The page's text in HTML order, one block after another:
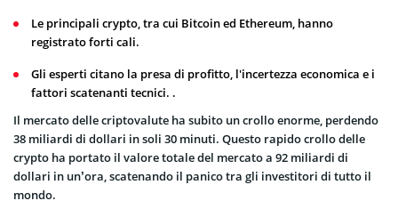
Le principali crypto, tra cui Bitcoin ed Ethereum, hanno
registrato forti cali.
Gli esperti citano la presa di profitto, l'incertezza economica e i
fattori scatenanti tecnici. .
Il mercato delle criptovalute ha subito un crollo enorme, perdendo
38 miliardi di dollari in soli 30 minuti. Questo rapido crollo delle
crypto ha portato il valore totale del mercato a 92 miliardi di
dollari in un’ora, scatenando il panico tra gli investitori di tutto il
mondo.